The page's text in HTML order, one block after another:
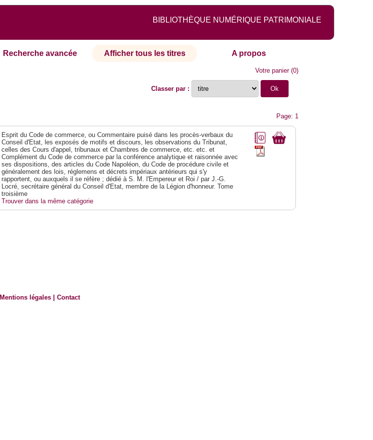
BIBLIOTHÈQUE NUMÉRIQUE PATRIMONIALE
Recherche avancée Afficher tous les titres A propos
Votre panier(0)
Classer par :
Page: 1
Esprit du Code de commerce, ou Commentaire puisé dans les procès-verbaux du
Conseil d'Etat, les exposés de motifs et discours, les observations du Tribunat,
celles des Cours d'appel, tribunaux et Chambres de commerce, etc. etc. et
Complément du Code de commerce par la conférence analytique et raisonnée avec
ses dispositions, des articles du Code Napoléon, du Code de procédure civile et
généralement des lois, réglemens et décrets impériaux antérieurs qui s'y
rapportent, ou auxquels il se réfère ; dédié à S. M. l'Empereur et Roi / par J.-G.
Locré, secrétaire général du Conseil d'Etat, membre de la Légion d'honneur. Tome
troisième
Trouver dans la même catégorie
Mentions légales |Contact